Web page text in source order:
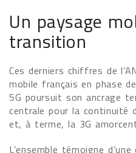
Un paysage
transition
Ces derniers chiffres de
mobile français en phase
5G poursuit son ancrage
centrale pour la continuité
et, à terme, la 3G
L’ensemble témoigne